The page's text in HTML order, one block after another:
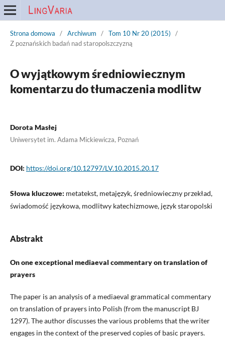
Strona domowa / Archiwum / Tom 10 Nr 20 (2015)
/
Z poznańskich badań nad staropolszczyzną
O wyjątkowym średniowiecznym
komentarzu do tłumaczenia modlitw
Dorota Masłej
Uniwersytet im. Adama Mickiewicza, Poznań
DOI: https://doi.org/10.12797/LV.10.2015.20.17
Słowa kluczowe: metatekst, metajęzyk, średniowieczny przekład,
świadomość językowa, modlitwy katechizmowe, język staropolski
Abstrakt
On one exceptional mediaeval commentary on translation of
prayers
The paper is an analysis of a mediaeval grammatical commentary
on translation of prayers into Polish (from the manuscript BJ
1297). The author discusses the various problems that the writer
engages in the context of the preserved copies of basic prayers.